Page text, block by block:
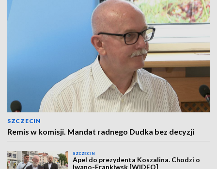
SZCZECIN
Remis w komisji. Mandat radnego Dudka bez decyzji
SZCZECIN
Apel do prezydenta Koszalina. Chodzi o
Iwano-Frankiwsk [WIDEO]